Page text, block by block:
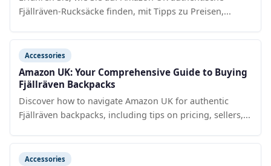
Fjällräven-Rucksäcke finden, mit Tipps zu Preisen,...
Accessories
Amazon UK: Your Comprehensive Guide to Buying
Fjällräven Backpacks
Discover how to navigate Amazon UK for authentic
Fjällräven backpacks, including tips on pricing, sellers,...
Accessories